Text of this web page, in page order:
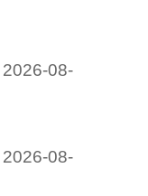
2026-08-
2026-08-